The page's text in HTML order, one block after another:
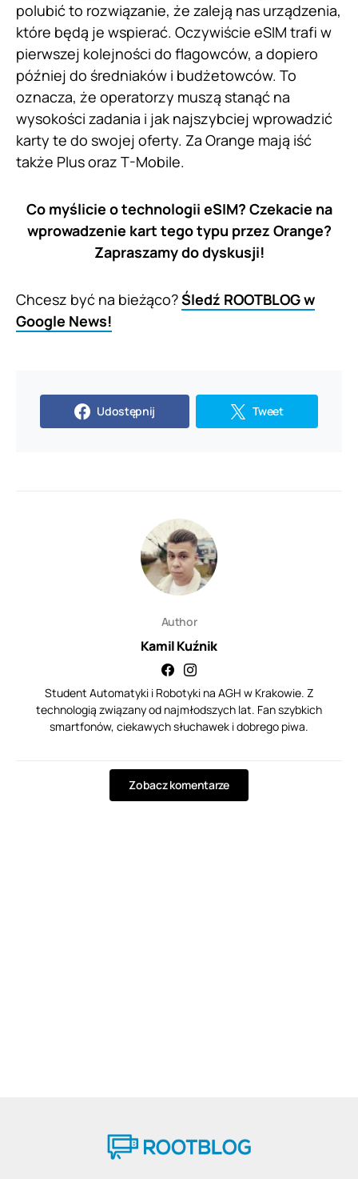
polubić to rozwiązanie, że zaleją nas urządzenia,
które będą je wspierać. Oczywiście eSIM trafi w
pierwszej kolejności do flagowców, a dopiero
później do średniaków i budżetowców. To
oznacza, że operatorzy muszą stanąć na
wysokości zadania i jak najszybciej wprowadzić
karty te do swojej oferty. Za Orange mają iść
także Plus oraz T-Mobile.
Co myślicie o technologii eSIM? Czekacie na
wprowadzenie kart tego typu przez Orange?
Zapraszamy do dyskusji!
Chcesz być na bieżąco?Śledź ROOTBLOG w
Google News!
Udostępnij Tweet
Author
Kamil Kuźnik
Student Automatyki i Robotyki na AGH w Krakowie. Z
technologią związany od najmłodszych lat. Fan szybkich
smartfonów, ciekawych słuchawek i dobrego piwa.
Zobacz komentarze